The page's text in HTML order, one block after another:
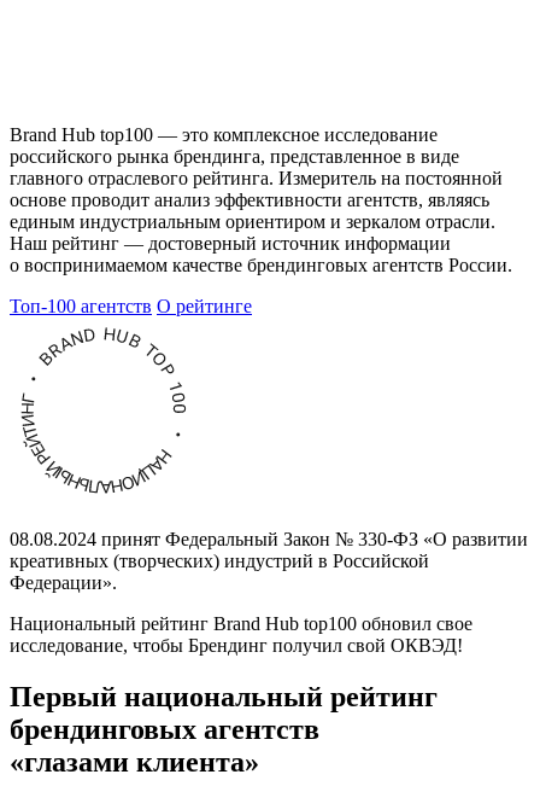
Brand Hub top100 — это комплексное исследование
российского рынка брендинга, представленное в виде
главного отраслевого рейтинга. Измеритель на постоянной
основе проводит анализ эффективности агентств, являясь
единым индустриальным ориентиром и зеркалом отрасли.
Наш рейтинг — достоверный источник информации
о воспринимаемом качестве брендинговых агентств России.
Топ-100 агентств О рейтинге
08.08.2024 принят Федеральный Закон № 330-ФЗ «О развитии
креативных (творческих) индустрий в Российской
Федерации».
Национальный рейтинг Brand Hub top100 обновил свое
исследование, чтобы Брендинг получил свой ОКВЭД!
Первый национальный рейтинг
брендинговых агентств
«глазами клиента»